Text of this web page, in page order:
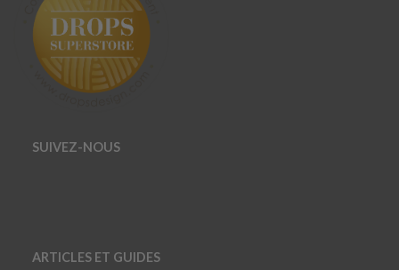
SUIVEZ-NOUS
ARTICLES ET GUIDES